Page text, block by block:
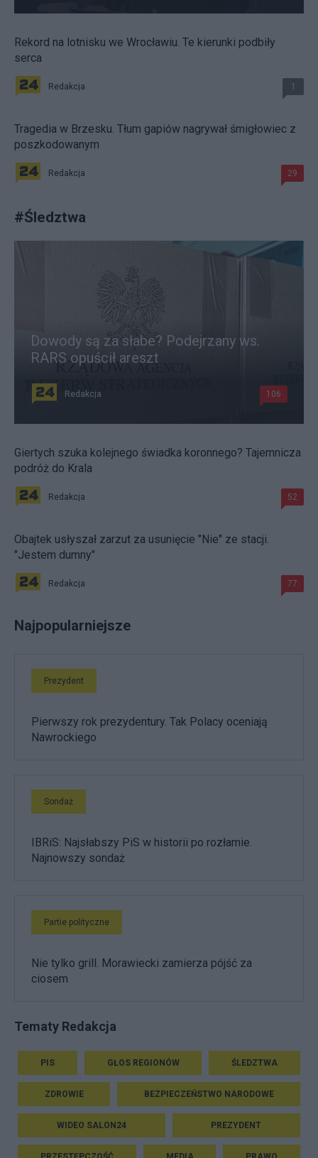
Rekord na lotnisku we Wrocławiu. Te kierunki podbiły
serca
Redakcja 1
Tragedia w Brzesku. Tłum gapiów nagrywał śmigłowiec z
poszkodowanym
Redakcja 29
#Śledztwa
Dowody są za słabe? Podejrzany ws.
RARS opuścił areszt
Redakcja 106
Giertych szuka kolejnego świadka koronnego? Tajemnicza
podróż do Krala
Redakcja 52
Obajtek usłyszał zarzut za usunięcie "Nie" ze stacji.
"Jestem dumny"
Redakcja 77
Najpopularniejsze
Prezydent
Pierwszy rok prezydentury. Tak Polacy oceniają
Nawrockiego
Sondaż
IBRiS: Najsłabszy PiS w historii po rozłamie.
Najnowszy sondaż
Partie polityczne
Nie tylko grill. Morawiecki zamierza pójść za
ciosem
Tematy Redakcja
PIS GŁOS REGIONÓW ŚLEDZTWA
ZDROWIE BEZPIECZEŃSTWO NARODOWE
WIDEO SALON24 PREZYDENT